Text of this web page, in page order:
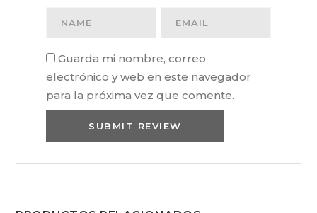
Guarda mi nombre, correo
electrónico y web en este navegador
para la próxima vez que comente.